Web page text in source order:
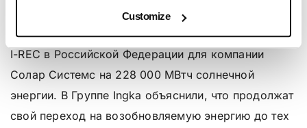
Customize
организацией Цель Номер Семь (также известной
как GNS), аккредитованным Эмитентом Стандарта
I-REC в Российской Федерации для компании
Солар Системс на 228 000 МВтч солнечной
энергии. В Группе Ingka объяснили, что продолжат
свой переход на возобновляемую энергию до тех